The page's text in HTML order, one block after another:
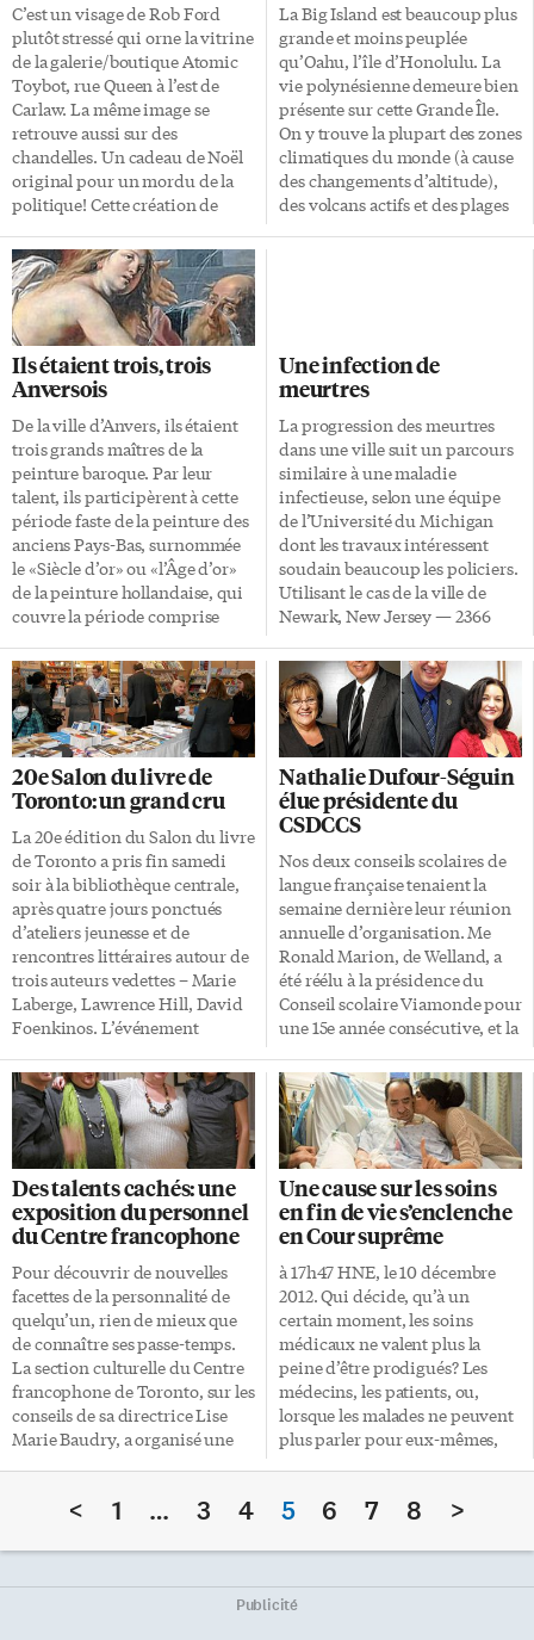
C’est un visage de Rob Ford
plutôt stressé qui orne la vitrine
de la galerie/boutique Atomic
Toybot, rue Queen à l’est de
Carlaw. La même image se
retrouve aussi sur des
chandelles. Un cadeau de Noël
original pour un mordu de la
politique! Cette création de
designer commercial et expert
en animation électronique du
quartier Leslieville, se vend
200$; les chandelles 25$
chacune. La co-propriétaire de
la galerie, Christine Timms,
affirme avoir déjà vendu une
trentaine de chandelles et un
portrait encadré de notre
maire. L’oeuvre avait été
sélectionnée pour une
exposition de groupe, au […]
La Big Island est beaucoup plus
grande et moins peuplée
qu’Oahu, l’île d’Honolulu. La
vie polynésienne demeure bien
présente sur cette Grande Île.
On y trouve la plupart des zones
climatiques du monde (à cause
des changements d’altitude),
des volcans actifs et des plages
comme les Mustang et autres
Camaro, si populaires à Hawaii.
L’océan et les parois
montagneuses semblent arriver
de partout sur la route sans
crier gare. Les autochtones
polynésiens, souvent […]
Ils étaient trois, trois
Anversois
De la ville d’Anvers, ils étaient
trois grands maîtres de la
peinture baroque. Par leur
talent, ils participèrent à cette
période faste de la peinture des
anciens Pays-Bas, surnommée
le «Siècle d’or» ou «l’Âge d’or»
de la peinture hollandaise, qui
couvre la période comprise
(1577-1640) et Van Dyck (1599-
1641), Jacques Jordaens (1593-
1678) est le troisième grand
peintre anversois du XVIIe
siècle, mais le plus méconnu.
Aperçu historique Anvers est
maintenant une grande ville de
la région flamande de Belgique.
Il n’en a pas toujours été ainsi.
Depuis sa création aux
environs de 900, la […]
Une infection de
meurtres
La progression des meurtres
dans une ville suit un parcours
similaire à une maladie
infectieuse, selon une équipe
de l’Université du Michigan
dont les travaux intéressent
soudain beaucoup les policiers.
Utilisant le cas de la ville de
Newark, New Jersey — 2366
l’équipe dirigée par April Zeoli
a d’une part confirmé que les
meurtres n’étaient pas répartis
au hasard: comme dans toutes
les autres villes, certains
quartiers sont plus à risque.
Mais surtout, ces meurtres se
déplacent dans le temps — dans
ce cas-ci, évoluant
progressivement vers le sud et
l’ouest. Ce n’est pas […]
20e Salon du livre de
Toronto: un grand cru
La 20e édition du Salon du livre
de Toronto a pris fin samedi
soir à la bibliothèque centrale,
après quatre jours ponctués
d’ateliers jeunesse et de
rencontres littéraires autour de
trois auteurs vedettes – Marie
Laberge, Lawrence Hill, David
Foenkinos. L’événement
livre, qu’ont fréquenté quelques
milliers de visiteurs. «En cette
édition spéciale, nous voulions
réitérer l’importance du Salon
comme un moyen de réunir les
gens – francophones et
francophiles de partout –
autour du livre. Le Salon du
livre de Toronto se veut avant
tout la fête du livre, des auteurs
et des lecteurs, […]
Nathalie Dufour-Séguin
élue présidente du
CSDCCS
Nos deux conseils scolaires de
langue française tenaient la
semaine dernière leur réunion
annuelle d’organisation. Me
Ronald Marion, de Welland, a
été réélu à la présidence du
Conseil scolaire Viamonde pour
une 15e année consécutive, et la
Wylde, de Hamilton, pour un
4e mandat. Le Conseil scolaire
Viamonde accueille plus de
9450 élèves dans ses 44 écoles.
Collégialité En réélisant Ronald
Marion, les élus du conseil
scolaire public du Centre-Sud-
Ouest de l’Ontario «ont
confirmé l’importance qu’ils
accordent à la collégialité et à la
collaboration qui règne à la
table du Conseil», lit-on dans le
communiqué du Conseil. Me
[…]
Des talents cachés: une
exposition du personnel
du Centre francophone
Pour découvrir de nouvelles
facettes de la personnalité de
quelqu’un, rien de mieux que
de connaître ses passe-temps.
La section culturelle du Centre
francophone de Toronto, sur les
conseils de sa directrice Lise
Marie Baudry, a organisé une
ses employés, dont certains
«Sur 85 employés, c’est sûr qu’il
y a des talents cachés», avait
Une cause sur les soins
en fin de vie s’enclenche
en Cour suprême
à 17h47 HNE, le 10 décembre
2012. Qui décide, qu’à un
certain moment, les soins
médicaux ne valent plus la
peine d’être prodigués? Les
médecins, les patients, ou,
lorsque les malades ne peuvent
plus parler pour eux-mêmes,
les médecins estiment qu’il n’y
rétablissement équivaut à
permettre à un patient de
mourir ou à précipiter sa mort?
< 1 … 3 4 5 6 7 8 >
Publicité